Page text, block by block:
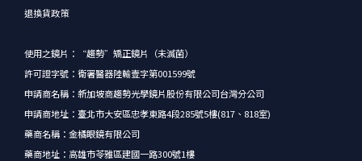
退換貨政策
使用之鏡片：“趨勢”矯正鏡片（未滅菌）
許可證字號：衛署醫器陸輸壹字第001599號
申請商名稱：新加坡商趨勢光學鏡片股份有限公司台灣分公司
申請商地址：臺北市大安區忠孝東路4段285號5樓(817、818室)
藥商名稱：金橘眼鏡有限公司
藥商地址：高雄市苓雅區建國一路300號1樓